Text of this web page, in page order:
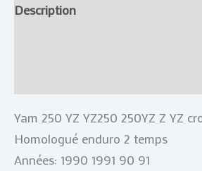
Description
Yam 250 YZ YZ250 250YZ Z YZ
Homologué enduro 2 temps
Années: 1990 1991 90 91